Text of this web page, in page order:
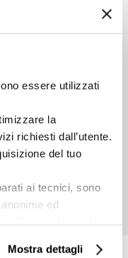
essere utilizzati
la
richiesti dall’utente.
del tuo
ai tecnici, sono
ed
sono utilizzati, solo
Mostra dettagli
de medida: